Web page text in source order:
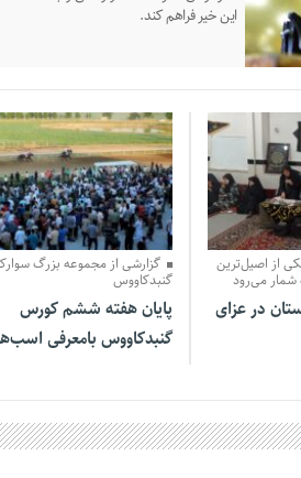
این خیر فراهم کند.
از اصیل‌ترین
شمار می‌رود
در عزای
31 خرداد 1405
گزارشی از مجموعه بزرگ
گنبدکاووس
پایان هفته ششم کورس
گنبدکاووس بامعرفی